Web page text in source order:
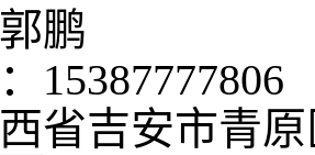
鹏
15387777806
省吉安市青